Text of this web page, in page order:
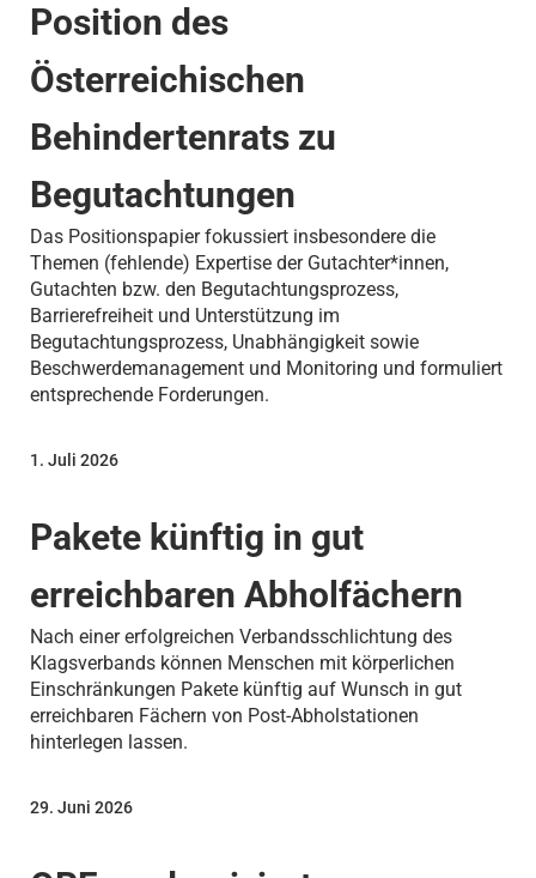
Position des
Österreichischen
Behindertenrats zu
Begutachtungen
Das Positionspapier fokussiert insbesondere die
Themen (fehlende) Expertise der Gutachter*innen,
Gutachten bzw. den Begutachtungsprozess,
Barrierefreiheit und Unterstützung im
Begutachtungsprozess, Unabhängigkeit sowie
Beschwerdemanagement und Monitoring und formuliert
entsprechende Forderungen.
Pakete künftig in gut
erreichbaren Abholfächern
1. Juli 2026
Nach einer erfolgreichen Verbandsschlichtung des
Klagsverbands können Menschen mit körperlichen
Einschränkungen Pakete künftig auf Wunsch in gut
erreichbaren Fächern von Post-Abholstationen
hinterlegen lassen.
29. Juni 2026